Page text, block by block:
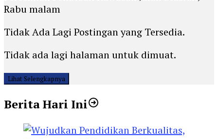
Rabu malam
Tidak Ada Lagi Postingan yang Tersedia.
Tidak ada lagi halaman untuk dimuat.
Lihat Selengkapnya
Berita Hari Ini